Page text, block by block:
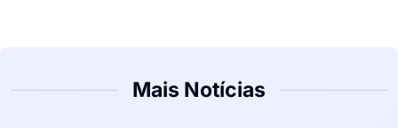
Mais Notícias